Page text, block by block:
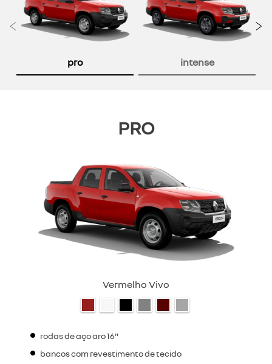
pro intense
Anterior
PRO
Vermelho Vivo
rodas de aço aro 16"
bancos com revestimento de tecido